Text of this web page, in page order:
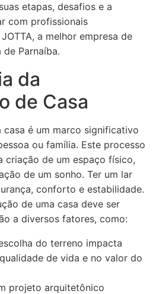
etapas, desafios e a
com profissionais
a melhor empresa de
de Parnaíba.
da
de Casa
casa é um marco significativo
ou família. Este processo
criação de um espaço físico,
de um sonho. Ter um lar
conforto e estabilidade.
de uma casa deve ser
a diversos fatores, como:
do terreno impacta
de vida e no valor do
projeto arquitetônico